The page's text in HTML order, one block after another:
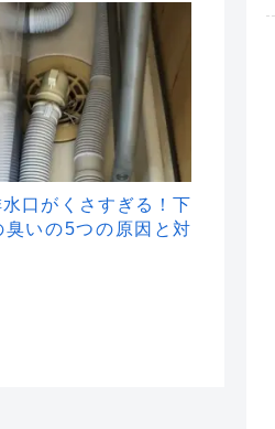
口がくさすぎる！下
臭いの5つの原因と対